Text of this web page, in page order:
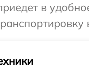
в